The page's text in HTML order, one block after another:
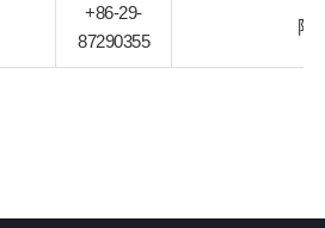
+86-29-
87290355
陕